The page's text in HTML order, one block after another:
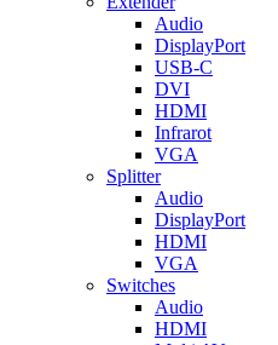
Audio
DisplayPort
USB-C
DVI
HDMI
Infrarot
VGA
Splitter
Audio
DisplayPort
HDMI
VGA
Switches
Audio
HDMI